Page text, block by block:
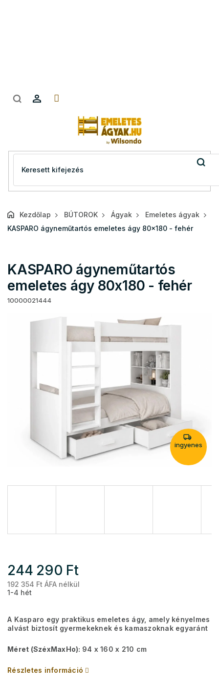
Kezdőlap BÚTOROK Ágyak
Emeletes ágyak
KASPARO ágyneműtartós emeletes ágy 80x180 - fehér
KASPARO ágyneműtartós
emeletes ágy 80x180 - fehér
10000021444
ingyenes
244 290 Ft
192 354 Ft ÁFA nélkül
1-4 hét
A Kasparo egy praktikus emeletes ágy, amely kényelmes
alvást biztosít gyermekeknek és kamaszoknak egyaránt
Méret (SzéxMaxHo): 94 x 160 x 210 cm
Részletes információ